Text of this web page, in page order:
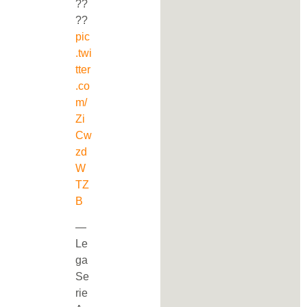
??
??
pic
.twi
tter
.co
m/
Zi
Cw
zd
W
TZ
B
—
Le
ga
Se
rie